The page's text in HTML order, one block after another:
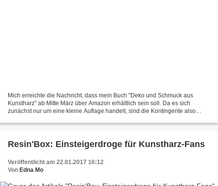
Mich erreichte die Nachricht, dass mein Buch "Deko und Schmuck aus
Kunstharz" ab Mitte März über Amazon erhältlich sein soll. Da es sich
zunächst nur um eine kleine Auflage handelt, sind die Kontingente also
Resin'Box: Einsteigerdroge für Kunstharz-Fans
Veröffentlicht am 22.01.2017 16:12
Von Edna Mo